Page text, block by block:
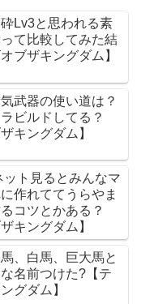
砕Lv3と思われる素
て比較してみた結
ブザキングダム】
武器の使い道は？
ビルドしてる？
キングダム】
ット見るとみんなマ
作れててうらやま
コツとかある？
キングダム】
、白馬、巨大馬と
名前つけた?【テ
グダム】